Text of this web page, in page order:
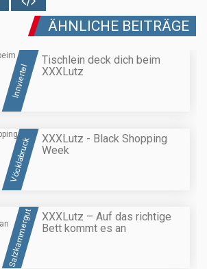
ÄHNLICHE BEITRÄGE
Innviertel
Tischlein deck dich beim
XXXLutz
Vöcklabruck
XXXLutz - Black Shopping
Week
Salzkammergut
XXXLutz – Auf das richtige
Bett kommt es an